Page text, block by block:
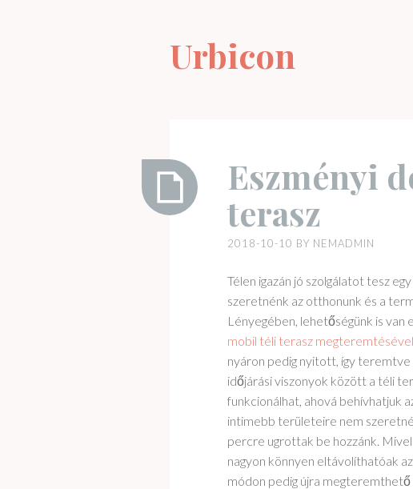
content
Urbicon
Eszményi
terasz
2018-10-10 BY NEMADMIN
Télen igazán jó szolgálatot tesz
szeretnénk az otthonunk és a
Lényegében, lehetőségünk is van
mobil téli terasz megteremtésével
nyáron pedig nyitott, így
időjárási viszonyok között a téli
funkcionálhat, ahová behívhatjuk
intimebb területeire nem
percre ugrottak be hozzánk.
nagyon könnyen eltávolíthatóak
módon pedig újra